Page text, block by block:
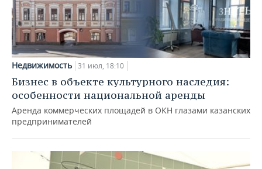
Недвижимость 31 июл, 18:10
Бизнес в объекте культурного наследия:
особенности национальной аренды
Аренда коммерческих площадей в ОКН глазами казанских
предпринимателей